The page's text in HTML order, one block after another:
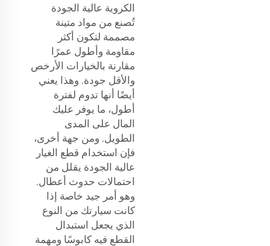
الكروية عالية الجودة
تُصنع من مواد متينة
مصممة لتكون أكثر
مقاومة وأطول عمرًا
مقارنة بالخيارات الأرخص
والأقل جودة. وهذا يعني
أيضًا أنها تدوم لفترة
أطول، ما يوفر عليك
المال على المدى
الطويل. ومن جهة أخرى،
فإن استخدام قطع الغيار
عالية الجودة يقلل من
احتمالات حدوث أعطال.
وهو أمر جيد خاصة إذا
كانت سيارتك من النوع
الذي يجعل استبدال
القطع فيه كابوسًا ومهمة